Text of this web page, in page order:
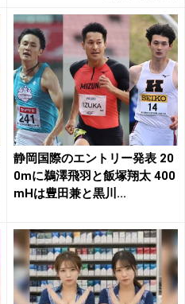
静岡国際のエントリー発表 20
0mに鵜澤飛羽と飯塚翔太 400
mHは豊田兼と黒川...